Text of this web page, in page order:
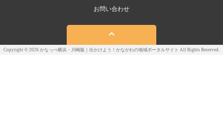
お問い合わせ
Copyright © 2026 かなっぺ横浜・川崎版｜出かけよう！かながわの地域ポータルサイト All Rights Reserved.